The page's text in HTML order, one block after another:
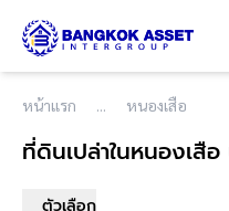
หน้าแรก หนองเสือ
ที่ดินเปล่าในหนองเสื
ตัวเลือก